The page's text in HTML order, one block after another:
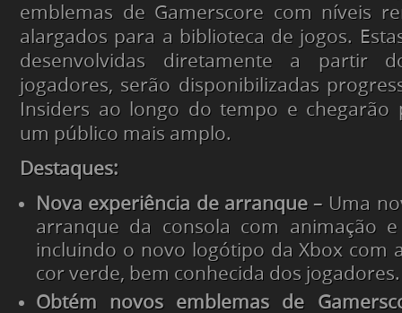
emblemas de Gamerscore com níveis
alargados para a biblioteca de jogos.
desenvolvidas diretamente a partir
jogadores, serão disponibilizadas
Insiders ao longo do tempo e chegarão
um público mais amplo.
Destaques:
Nova experiência de arranque– Uma
arranque da consola com animação
incluindo o novo logótipo da Xbox com
cor verde, bem conhecida dos jogadores.
Obtém novos emblemas de